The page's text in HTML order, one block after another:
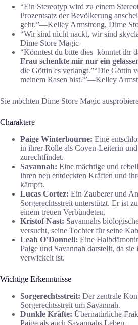
“Ein Stereotyp wird zu einem
Prozentsatz der Bevölkerung
geht.”―Kelley Armstrong, Dime
“Wir sind nicht nackt, wir sind
Dime Store Magic
“Könntest du bitte dies–könntet ihr
Frau schenkte mir nur ein
die Göttin es verlangt.”“Die Göttin
meinem Rasen bist?”―Kelley
Sie möchten Dime Store Magic
Charaktere
Paige Winterbourne: Eine
in ihrer Rolle als Coven-Leiterin
zurechtfindet.
Savannah: Eine mächtige und
ihren neu entdeckten Kräften und
kämpft.
Lucas Cortez: Ein Zauberer und
Sorgerechtsstreit unterstützt. Er ist
einem treuen Verbündeten.
Kristof Nast: Savannahs
versucht, seine Tochter für seine
Leah O’Donnell: Eine
Paige und Savannah darstellt, da sie
verwickelt ist.
Wichtige Erkenntnisse
Sorgerechtsstreit: Der zentrale
Sorgerechtsstreit um Savannah.
Dunkle Kräfte: Übernatürliche
Paige als auch Savannahs Leben.